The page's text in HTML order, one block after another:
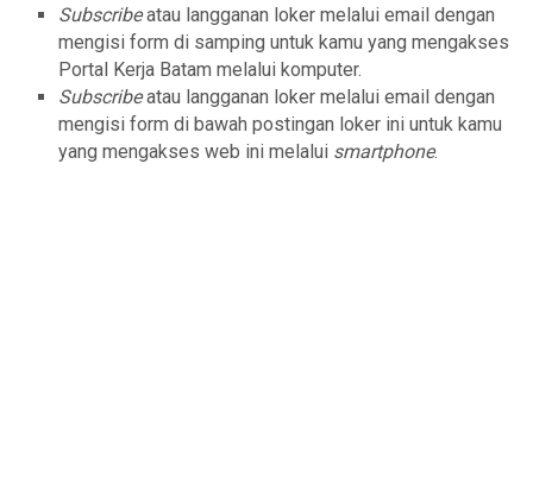
Subscribeatau langganan loker melalui email dengan
mengisi form di samping untuk kamu yang mengakses
Portal Kerja Batam melalui komputer.
Subscribeatau langganan loker melalui email dengan
mengisi form di bawah postingan loker ini untuk kamu
yang mengakses web ini melalui smartphone.